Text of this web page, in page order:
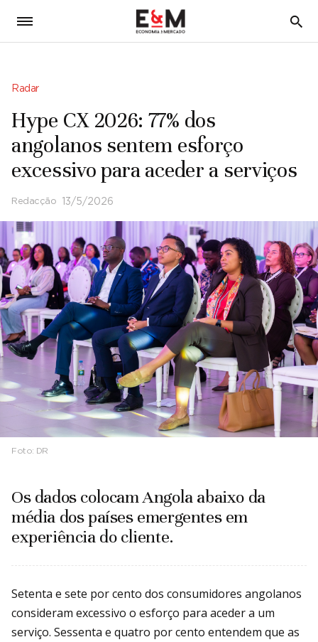
5
Radar
Hype CX 2026: 77% dos
angolanos sentem esforço
excessivo para aceder a serviços
Redacção 13/5/2026
Foto: DR
Os dados colocam Angola abaixo da
média dos países emergentes em
experiência do cliente.
Setenta e sete por cento dos consumidores angolanos
consideram excessivo o esforço para aceder a um
serviço. Sessenta e quatro por cento entendem que as